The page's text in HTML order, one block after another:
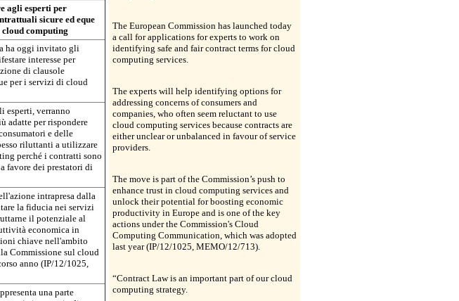
agli esperti per
sicure ed eque
computing
ha oggi invitato gli
interesse per
di clausole
per i servizi di cloud
esperti, verranno
adatte per rispondere
e delle
riluttanti a utilizzare
perché i contratti sono
favore dei prestatori di
intrapresa dalla
la fiducia nei servizi
il potenziale al
economica in
chiave nell'ambito
Commissione sul cloud
anno (IP/12/1025,
una parte
The European Commission has launched today
a call for applications for experts to work on
identifying safe and fair contract terms for cloud
computing services.
The experts will help identifying options for
addressing concerns of consumers and
companies, who often seem reluctant to use
cloud computing services because contracts are
either unclear or unbalanced in favour of service
providers.
The move is part of the Commission’s push to
enhance trust in cloud computing services and
unlock their potential for boosting economic
productivity in Europe and is one of the key
actions under the Commission's Cloud
Computing Communication, which was adopted
last year (IP/12/1025, MEMO/12/713).
“Contract Law is an important part of our cloud
computing strategy.